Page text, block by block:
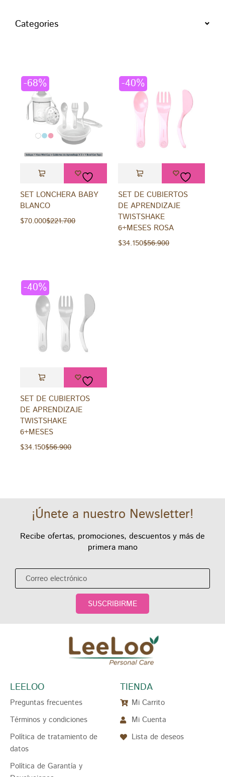
Categories
-68%
SET LONCHERA BABY
BLANCO
$221.700
$70.000
-40%
SET DE CUBIERTOS
DE APRENDIZAJE
TWISTSHAKE
6+MESES ROSA
$56.900
$34.150
-40%
SET DE CUBIERTOS
DE APRENDIZAJE
TWISTSHAKE
6+MESES
$56.900
$34.150
¡Únete a nuestro Newsletter!
Recibe ofertas, promociones, descuentos y más de
primera mano
SUSCRIBIRME
LEELOO
Preguntas frecuentes
Términos y condiciones
Política de tratamiento de
datos
Política de Garantía y
TIENDA
Mi Carrito
Mi Cuenta
Lista de deseos